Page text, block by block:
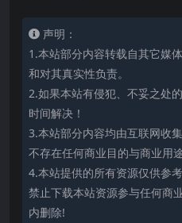
声明：
1.本站部分内容转载自其它媒
和对其真实性负责。
2.如果本站有侵犯、不妥之处
时间解决！
3.本站部分内容均由互联网收
不存在任何商业目的与商业用途
4.本站提供的所有资源仅供参
禁止下载本站资源参与任何商
内删除!